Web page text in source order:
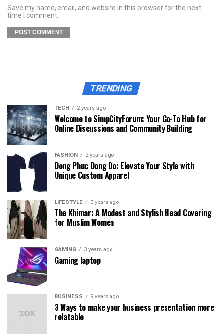
Save my name, email, and website in this browser for the next
time I comment.
TRENDING
TECH 2 years ago
Welcome to SimpCityForum: Your Go-To Hub for
Online Discussions and Community Building
FASHION 2 years ago
Dong Phuc Dong Do: Elevate Your Style with
Unique Custom Apparel
LIFESTYLE 3 years ago
The Khimar: A Modest and Stylish Head Covering
for Muslim Women
GAMING 3 years ago
Gaming laptop
BUSINESS 9 years ago
3 Ways to make your business presentation more
relatable